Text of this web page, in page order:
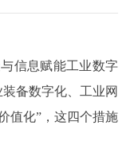
信息赋能工业数字
备数字化、工业网
值化”，这四个措施